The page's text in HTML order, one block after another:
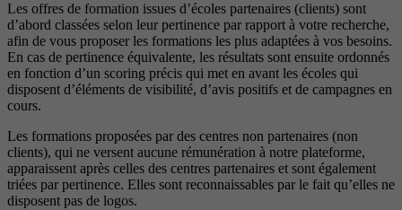
Les offres de formation issues d’écoles partenaires (clients) sont
d’abord classées selon leur pertinence par rapport à votre recherche,
afin de vous proposer les formations les plus adaptées à vos besoins.
En cas de pertinence équivalente, les résultats sont ensuite ordonnés
en fonction d’un scoring précis qui met en avant les écoles qui
disposent d’éléments de visibilité, d’avis positifs et de campagnes en
cours.
Les formations proposées par des centres non partenaires (non
clients), qui ne versent aucune rémunération à notre plateforme,
apparaissent après celles des centres partenaires et sont également
triées par pertinence. Elles sont reconnaissables par le fait qu’elles ne
disposent pas de logos.